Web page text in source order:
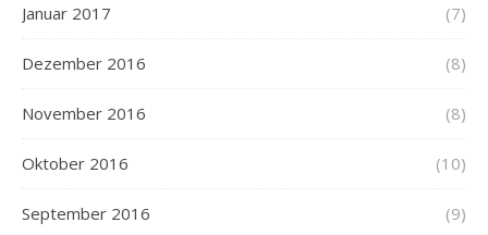
Januar 2017 (7)
Dezember 2016 (8)
November 2016 (8)
Oktober 2016 (10)
September 2016 (9)